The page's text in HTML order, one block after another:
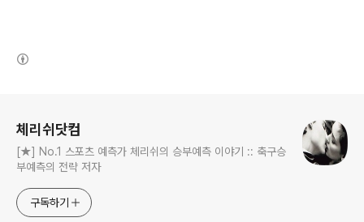
체리쉬닷컴
[★] No.1 스포츠 예측가 체리쉬의 승부예측 이야기 :: 축구승
부예측의 전략 저자
구독하기